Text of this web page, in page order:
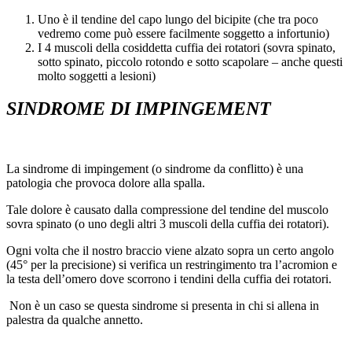
Uno è il tendine del capo lungo del bicipite (che tra poco
vedremo come può essere facilmente soggetto a infortunio)
I 4 muscoli della cosiddetta cuffia dei rotatori (sovra spinato,
sotto spinato, piccolo rotondo e sotto scapolare – anche questi
molto soggetti a lesioni)
SINDROME DI IMPINGEMENT
La sindrome di impingement (o sindrome da conflitto) è una
patologia che provoca dolore alla spalla.
Tale dolore è causato dalla compressione del tendine del muscolo
sovra spinato (o uno degli altri 3 muscoli della cuffia dei rotatori).
Ogni volta che il nostro braccio viene alzato sopra un certo angolo
(45° per la precisione) si verifica un restringimento tra l’acromion e
la testa dell’omero dove scorrono i tendini della cuffia dei rotatori.
Non è un caso se questa sindrome si presenta in chi si allena in
palestra da qualche annetto.